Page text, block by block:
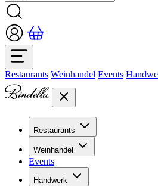
Restaurants Weinhandel Events
Restaurants
Übersicht Restaurants
Bankette & Events
Dolcezze
Weinhandel
Übersicht
Sortiment
Events
Handwerk